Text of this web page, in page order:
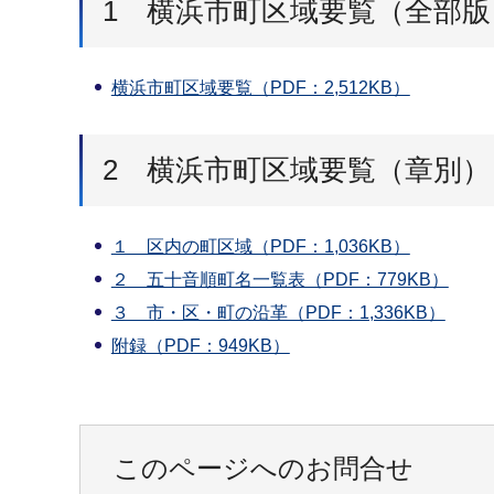
1 横浜市町区域要覧（全部
横浜市町区域要覧（PDF：2,512KB）
2 横浜市町区域要覧（章別）
１ 区内の町区域（PDF：1,036KB）
２ 五十音順町名一覧表（PDF：779KB）
３ 市・区・町の沿革（PDF：1,336KB）
附録（PDF：949KB）
このページへのお問合せ